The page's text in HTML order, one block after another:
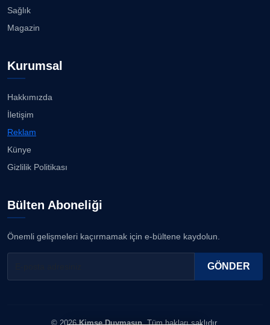
Sağlık
Magazin
Kurumsal
Hakkımızda
İletişim
Reklam
Künye
Gizlilik Politikası
Bülten Aboneliği
Önemli gelişmeleri kaçırmamak için e-bültene kaydolun.
GÖNDER
© 2026Kimse Duymasın. Tüm hakları saklıdır.